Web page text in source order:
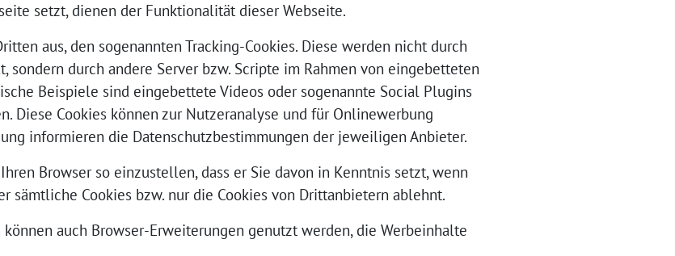
setzt, dienen der Funktionalität dieser Webseite.
aus, den sogenannten Tracking-Cookies. Diese werden nicht durch
sondern durch andere Server bzw. Scripte im Rahmen von eingebetteten
Beispiele sind eingebettete Videos oder sogenannte Social Plugins
Diese Cookies können zur Nutzeranalyse und für Onlinewerbung
informieren die Datenschutzbestimmungen der jeweiligen Anbieter.
Browser so einzustellen, dass er Sie davon in Kenntnis setzt, wenn
sämtliche Cookies bzw. nur die Cookies von Drittanbietern ablehnt.
auch Browser-Erweiterungen genutzt werden, die Werbeinhalte